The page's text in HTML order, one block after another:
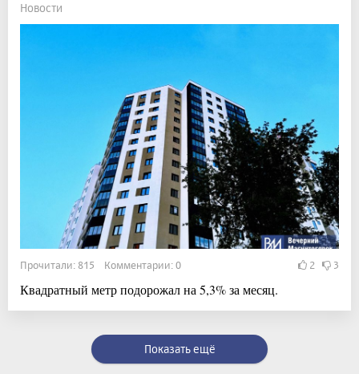
Новости
Прочитали: 815 Комментарии: 0 2 3
Квадратный метр подорожал на 5,3% за месяц.
Показать ещё